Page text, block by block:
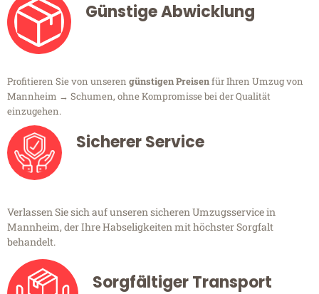
Günstige Abwicklung
Profitieren Sie von unseren günstigen Preisenfür Ihren Umzug von
Mannheim → Schumen, ohne Kompromisse bei der Qualität
einzugehen.
Sicherer Service
Verlassen Sie sich auf unseren sicheren Umzugsservice in
Mannheim, der Ihre Habseligkeiten mit höchster Sorgfalt
behandelt.
Sorgfältiger Transport